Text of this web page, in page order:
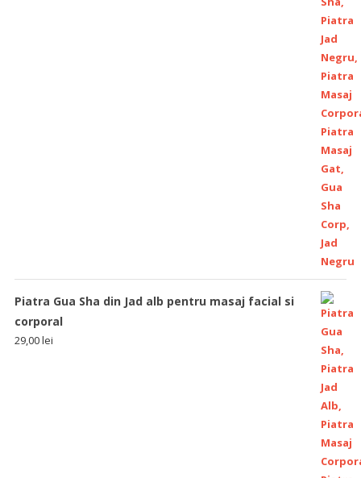
Piatra Gua Sha din Jad alb pentru masaj facial si
corporal
29,00lei